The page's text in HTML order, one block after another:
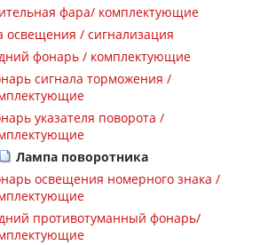
фара/ комплектующие
освещения / сигнализация
фонарь / комплектующие
сигнала торможения /
указателя поворота /
Лампа поворотника
освещения номерного знака /
противотуманный фонарь/